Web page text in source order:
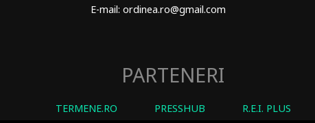
E-mail: ordinea.ro@gmail.com
PARTENERI
TERMENE.RO PRESSHUB R.E.I. PLUS